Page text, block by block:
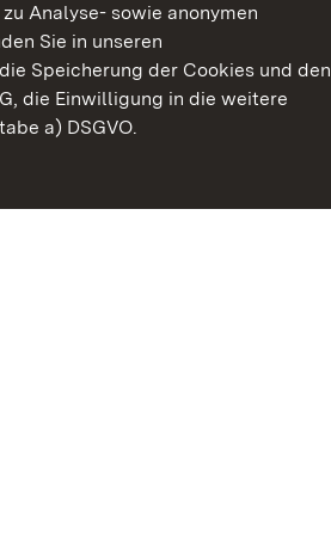
Analyse- sowie anonymen
Sie in unseren
Speicherung der Cookies und den
die Einwilligung in die weitere
a) DSGVO.